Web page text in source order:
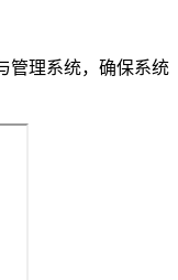
管理系统，确保系统